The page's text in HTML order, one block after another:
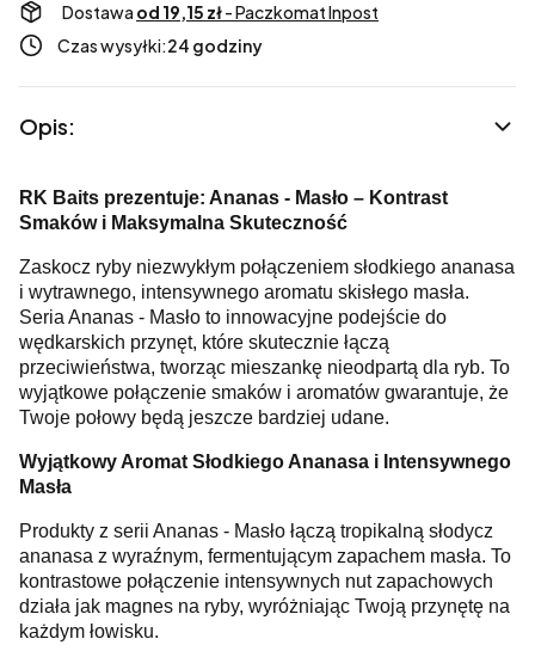
Dostawa od 19,15 zł- Paczkomat Inpost
Czas wysyłki:24 godziny
Opis:
RK Baits prezentuje: Ananas - Masło – Kontrast
Smaków i Maksymalna Skuteczność
Zaskocz ryby niezwykłym połączeniem słodkiego ananasa
i wytrawnego, intensywnego aromatu skisłego masła.
Seria Ananas - Masło to innowacyjne podejście do
wędkarskich przynęt, które skutecznie łączą
przeciwieństwa, tworząc mieszankę nieodpartą dla ryb. To
wyjątkowe połączenie smaków i aromatów gwarantuje, że
Twoje połowy będą jeszcze bardziej udane.
Wyjątkowy Aromat Słodkiego Ananasa i Intensywnego
Masła
Produkty z serii Ananas - Masło łączą tropikalną słodycz
ananasa z wyraźnym, fermentującym zapachem masła. To
kontrastowe połączenie intensywnych nut zapachowych
działa jak magnes na ryby, wyróżniając Twoją przynętę na
każdym łowisku.